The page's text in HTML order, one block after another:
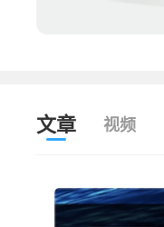
文章 视频